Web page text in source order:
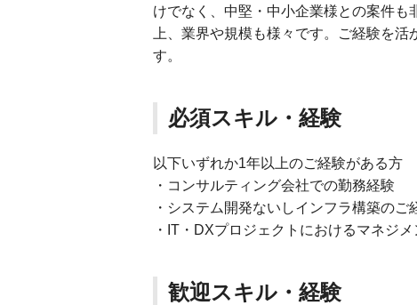
けでなく、中堅・中小企業様との案件
上、業界や規模も様々です。ご経験を
す。
必須スキル・経験
以下いずれか1年以上のご経験がある方
・コンサルティング会社での勤務経験
・システム開発ないしインフラ構築の
・IT・DXプロジェクトにおけるマネジ
歓迎スキル・経験